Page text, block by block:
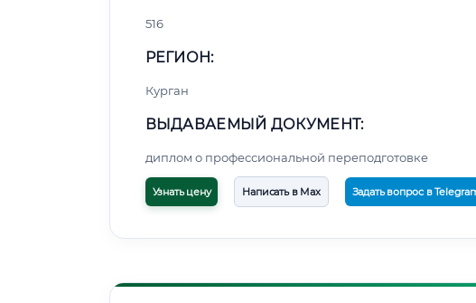
516
РЕГИОН:
Курган
ВЫДАВАЕМЫЙ ДОКУМЕНТ:
диплом о профессиональной переподготовке
Узнать цену Написать в Max Задать вопрос в